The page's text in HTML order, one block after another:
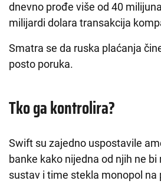
dnevno prođe više od 40
milijardi dolara transakcija
Smatra se da ruska plaćanja
posto poruka.
Tko ga kontrolira?
Swift su zajedno uspostavile
banke kako nijedna od njih ne
sustav i time stekla monopol na